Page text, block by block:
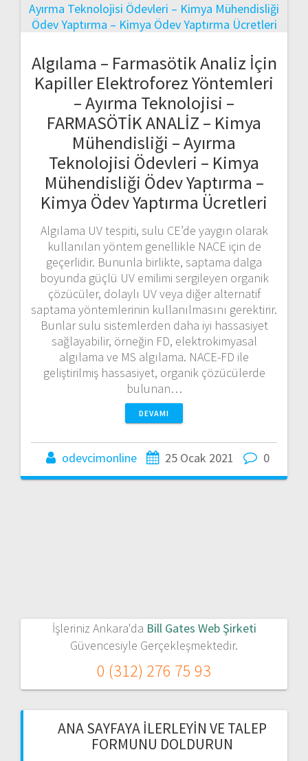
Algılama – Farmasötik Analiz İçin
Kapiller Elektroforez Yöntemleri
– Ayırma Teknolojisi –
FARMASÖTİK ANALİZ – Kimya
Mühendisliği – Ayırma
Teknolojisi Ödevleri – Kimya
Mühendisliği Ödev Yaptırma –
Kimya Ödev Yaptırma Ücretleri
Algılama UV tespiti, sulu CE’de yaygın olarak
kullanılan yöntem genellikle NACE için de
geçerlidir. Bununla birlikte, saptama dalga
boyunda güçlü UV emilimi sergileyen organik
çözücüler, dolaylı UV veya diğer alternatif
saptama yöntemlerinin kullanılmasını gerektirir.
Bunlar sulu sistemlerden daha iyi hassasiyet
sağlayabilir, örneğin FD, elektrokimyasal
algılama ve MS algılama. NACE-FD ile
geliştirilmiş hassasiyet, organik çözücülerde
bulunan…
DEVAMI
odevcimonline 25 Ocak 2021 0
İşleriniz Ankara'da Bill Gates Web Şirketi
Güvencesiyle Gerçekleşmektedir.
0 (312) 276 75 93
ANA SAYFAYA İLERLEYIN VE TALEP
FORMUNU DOLDURUN